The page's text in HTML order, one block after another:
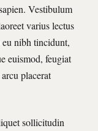
Vestibulum
varius lectus
eu nibh tincidunt,
euismod, feugiat
placerat
sollicitudin